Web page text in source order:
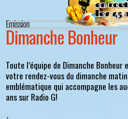
Emission
Dimanche Bonheur
Toute l’équipe de Dimanche Bonheur
votre rendez-vous du dimanche
emblématique qui accompagne les
ans sur Radio G!